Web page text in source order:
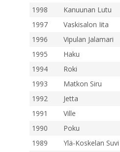
1998
Kanuunan Lutu
1997
Vaskisalon Iita
1996
Vipulan Jalamari
1995
Haku
1994
Roki
1993
Matkon Siru
1992
Jetta
1991
Ville
1990
Poku
1989
Ylä-Koskelan Suvi